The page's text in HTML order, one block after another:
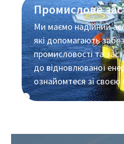
10 кроків до
ефективного
Зменшення викидів вуглецю
виробництва – все, що вам
Промислове
Ми маємо надійний
які допомагають
промисловості та
до відновлюваної
ознайомтеся зі своєю